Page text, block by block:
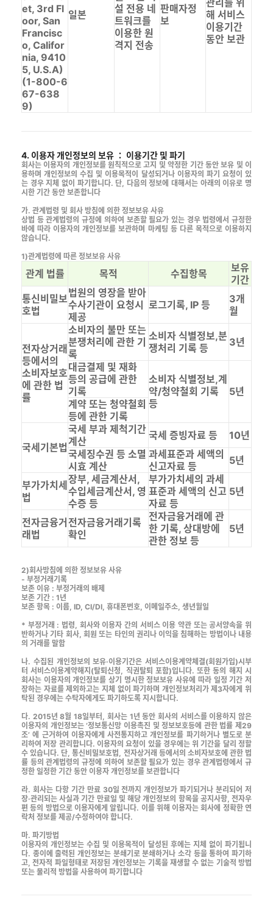
et, 3rd Fl
oor, San
Francisc
o, Califor
nia, 9410
5, U.S.A)
(1-800-6
67-638
9)
일본
설 전용 네
트워크를
이용한 원
격지 전송
판매자정
보
관리를 위
해 서비스
이용기간
동안 보관
4. 이용자 개인정보의 보유 ： 이용기간 및 파기
회사는 이용자의 개인정보를 원칙적으로 고지 및 약정한 기간 동안 보유 및 이
용하며 개인정보의 수집 및 이용목적이 달성되거나 이용자의 파기 요청이 있
는 경우 지체 없이 파기합니다. 단, 다음의 정보에 대해서는 아래의 이유로 명
시한 기간 동안 보존합니다
가. 관계법령 및 회사 방침에 의한 정보보유 사유
상법 등 관계법령의 규정에 의하여 보존할 필요가 있는 경우 법령에서 규정한
바에 따라 이용자의 개인정보를 보관하며 마케팅 등 다른 목적으로 이용하지
않습니다.
1)관계법령에 따른 정보보유 사유
관계 법률 목적 수집항목
보유
기간
통신비밀보
호법
법원의 영장을 받아
수사기관이 요청시
제공
로그기록, IP 등
3개
월
전자상거래
등에서의
소비자보호
에 관한 법
률
소비자의 불만 또는
분쟁처리에 관한 기
록
소비자 식별정보,분
쟁처리 기록 등
3년
대금결제 및 재화
등의 공급에 관한
기록
소비자 식별정보,계
약/청약철회 기록
등
5년
계약 또는 청약철회
등에 관한 기록
국세기본법
국세 부과 제척기간
계산
국세 증빙자료 등
10년
국세징수권 등 소멸
시효 계산
과세표준과 세액의
신고자료 등
5년
부가가치세
법
장부, 세금계산서,
수입세금계산서, 영
수증 등
부가가치세의 과세
표준과 세액의 신고
자료 등
5년
전자금융거
래법
전자금융거래기록
확인
전자금융거래에 관
한 기록, 상대방에
관한 정보 등
5년
2)회사방침에 의한 정보보유 사유
- 부정거래기록
보존 이유 : 부정거래의 배제
보존 기간 : 1년
보존 항목 : 이름, ID, CI/DI, 휴대폰번호, 이메일주소, 생년월일
* 부정거래 : 법령, 회사와 이용자 간의 서비스 이용 약관 또는 공서양속을 위
반하거나 기타 회사, 회원 또는 타인의 권리나 이익을 침해하는 방법이나 내용
의 거래를 말함
나. 수집된 개인정보의 보유·이용기간은 서비스이용계약체결(회원가입)시부
터 서비스이용계약해지(탈퇴신청, 직권탈퇴 포함)입니다. 또한 동의 해지 시
회사는 이용자의 개인정보를 상기 명시한 정보보유 사유에 따라 일정 기간 저
장하는 자료를 제외하고는 지체 없이 파기하며 개인정보처리가 제3자에게 위
탁된 경우에는 수탁자에게도 파기하도록 지시합니다.
다. 2015년 8월 18일부터, 회사는 1년 동안 회사의 서비스를 이용하지 않은
이용자의 개인정보는 ‘정보통신망 이용촉진 및 정보보호등에 관한 법률 제29
조’ 에 근거하여 이용자에게 사전통지하고 개인정보를 파기하거나 별도로 분
리하여 저장 관리합니다. 이용자의 요청이 있을 경우에는 위 기간을 달리 정할
수 있습니다. 단, 통신비밀보호법, 전자상거래 등에서의 소비자보호에 관한 법
률 등의 관계법령의 규정에 의하여 보존할 필요가 있는 경우 관계법령에서 규
정한 일정한 기간 동안 이용자 개인정보를 보관합니다
라. 회사는 다항 기간 만료 30일 전까지 개인정보가 파기되거나 분리되어 저
장·관리되는 사실과 기간 만료일 및 해당 개인정보의 항목을 공지사항, 전자우
편 등의 방법으로 이용자에게 알립니다. 이를 위해 이용자는 회사에 정확한 연
락처 정보를 제공/수정하여야 합니다.
마. 파기방법
이용자의 개인정보는 수집 및 이용목적이 달성된 후에는 지체 없이 파기됩니
다. 종이에 출력된 개인정보는 분쇄기로 분쇄하거나 소각 등을 통하여 파기하
고, 전자적 파일형태로 저장된 개인정보는 기록을 재생할 수 없는 기술적 방법
또는 물리적 방법을 사용하여 파기합니다